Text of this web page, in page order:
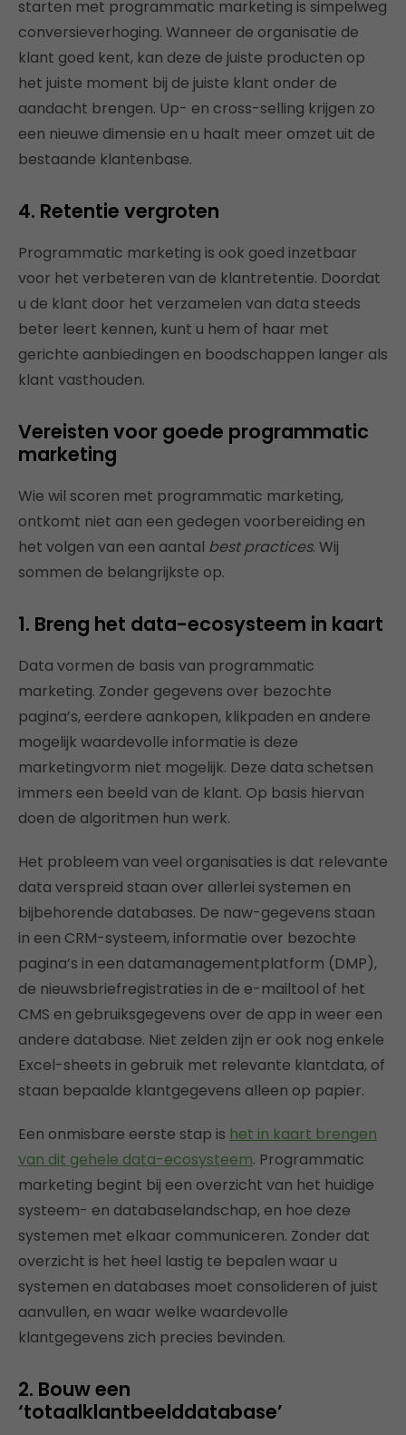
starten met programmatic marketing is simpelweg
conversieverhoging. Wanneer de organisatie de
klant goed kent, kan deze de juiste producten op
het juiste moment bij de juiste klant onder de
aandacht brengen. Up- en cross-selling krijgen zo
een nieuwe dimensie en u haalt meer omzet uit de
bestaande klantenbase.
4. Retentie vergroten
Programmatic marketing is ook goed inzetbaar
voor het verbeteren van de klantretentie. Doordat
u de klant door het verzamelen van data steeds
beter leert kennen, kunt u hem of haar met
gerichte aanbiedingen en boodschappen langer als
klant vasthouden.
Vereisten voor goede programmatic
marketing
Wie wil scoren met programmatic marketing,
ontkomt niet aan een gedegen voorbereiding en
het volgen van een aantal best practices. Wij
sommen de belangrijkste op.
1. Breng het data-ecosysteem in kaart
Data vormen de basis van programmatic
marketing. Zonder gegevens over bezochte
pagina’s, eerdere aankopen, klikpaden en andere
mogelijk waardevolle informatie is deze
marketingvorm niet mogelijk. Deze data schetsen
immers een beeld van de klant. Op basis hiervan
doen de algoritmen hun werk.
Het probleem van veel organisaties is dat relevante
data verspreid staan over allerlei systemen en
bijbehorende databases. De naw-gegevens staan
in een CRM-systeem, informatie over bezochte
pagina’s in een datamanagementplatform (DMP),
de nieuwsbriefregistraties in de e-mailtool of het
CMS en gebruiksgegevens over de app in weer een
andere database. Niet zelden zijn er ook nog enkele
Excel-sheets in gebruik met relevante klantdata, of
staan bepaalde klantgegevens alleen op papier.
Een onmisbare eerste stap is het in kaart brengen
van dit gehele data-ecosysteem. Programmatic
marketing begint bij een overzicht van het huidige
systeem- en databaselandschap, en hoe deze
systemen met elkaar communiceren. Zonder dat
overzicht is het heel lastig te bepalen waar u
systemen en databases moet consolideren of juist
aanvullen, en waar welke waardevolle
klantgegevens zich precies bevinden.
2. Bouw een
‘totaalklantbeelddatabase’